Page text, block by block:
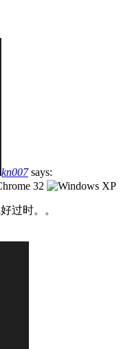
kn007 says:
过时。。